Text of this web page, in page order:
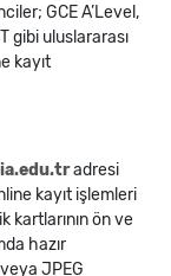
GCE A’Level,
gibi uluslararası
kayıt
adresi
kayıt işlemleri
kartlarının ön ve
hazır
JPEG